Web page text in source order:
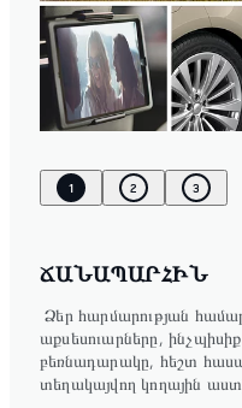
1 2 3
ՃԱՆԱՊԱՐՀԻՆ
Ձեր հարմարության
աքսեսուարները,
բեռնադարակը, հեշտ
տեղակայվող կողային